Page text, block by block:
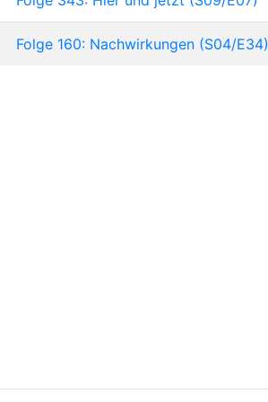
Folge 160: Nachwirkungen (S04/E34)